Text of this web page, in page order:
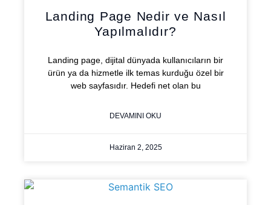
Landing Page Nedir ve Nasıl
Yapılmalıdır?
Landing page, dijital dünyada kullanıcıların bir
ürün ya da hizmetle ilk temas kurduğu özel bir
web sayfasıdır. Hedefi net olan bu
DEVAMINI OKU
Haziran 2, 2025